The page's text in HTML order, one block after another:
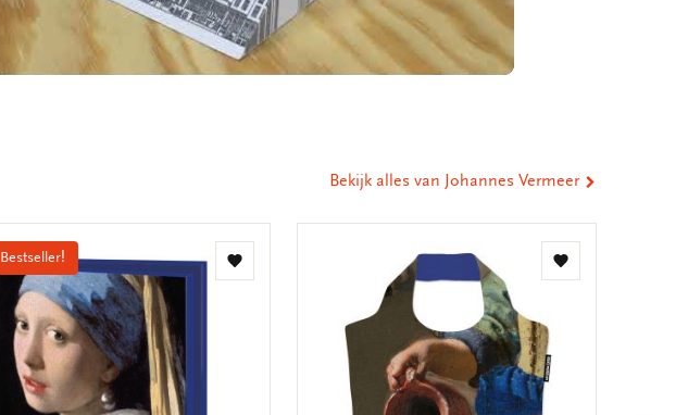
Bekijk alles van Johannes Vermeer
Bestseller!
Toevoegen
Toevoegen